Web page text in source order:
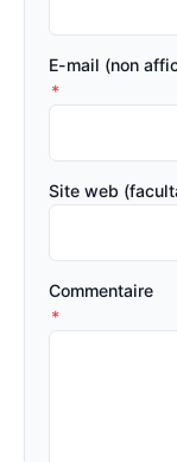
E-mail (non
*
Site web
Commentaire
*